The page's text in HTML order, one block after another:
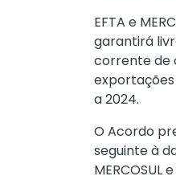
EFTA e
garantirá
corrente de
exportações
a 2024.
O Acordo
seguinte à